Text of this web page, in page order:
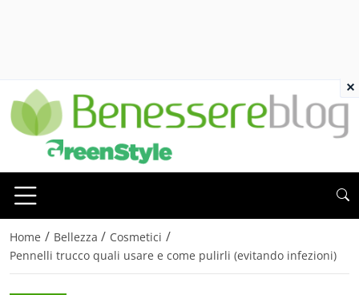
Home / Bellezza / Cosmetici /
Pennelli trucco quali usare e come pulirli (evitando infezioni)
×